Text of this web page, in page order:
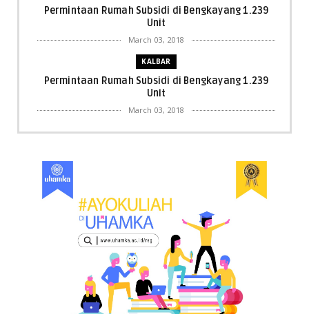
Permintaan Rumah Subsidi di Bengkayang 1.239
Unit
March 03, 2018
KALBAR
Permintaan Rumah Subsidi di Bengkayang 1.239
Unit
March 03, 2018
KALBAR
KALBAR
Orangutan Masuk ke Asrama Mahasiswi STAI Al-
Haudl Ketapang ....
March 02, 2018
KALBAR
Menelisik Pemadam Kebakaran Swasta di
Pontianak, Bukti ...